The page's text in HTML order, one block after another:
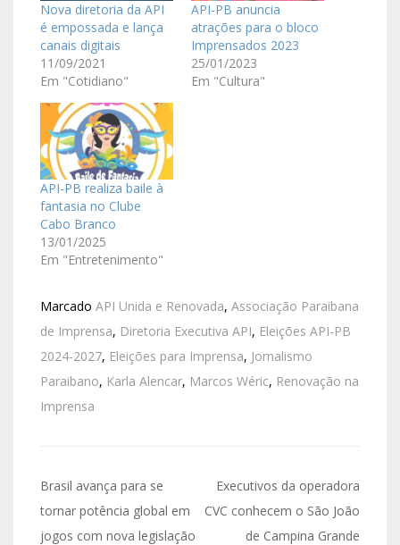
Nova diretoria da API
é empossada e lança
canais digitais
11/09/2021
Em "Cotidiano"
API-PB anuncia
atrações para o bloco
Imprensados 2023
25/01/2023
Em "Cultura"
API-PB realiza baile à
fantasia no Clube
Cabo Branco
13/01/2025
Em "Entretenimento"
Marcado API Unida e Renovada, Associação Paraibana
de Imprensa, Diretoria Executiva API, Eleições API-PB
2024-2027, Eleições para Imprensa, Jornalismo
Paraibano, Karla Alencar, Marcos Wéric, Renovação na
Imprensa
Brasil avança para se
tornar potência global em
jogos com nova legislação
Executivos da operadora
CVC conhecem o São João
de Campina Grande